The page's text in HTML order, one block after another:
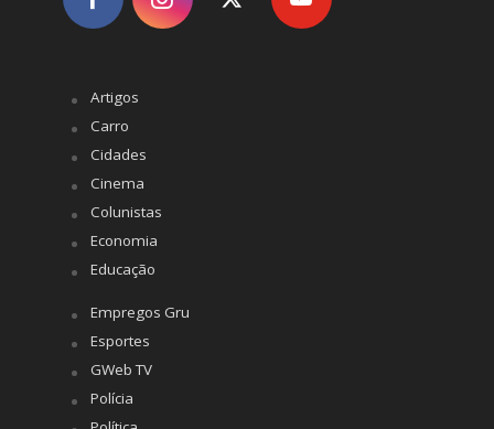
Artigos
Carro
Cidades
Cinema
Colunistas
Economia
Educação
Empregos Gru
Esportes
GWeb TV
Polícia